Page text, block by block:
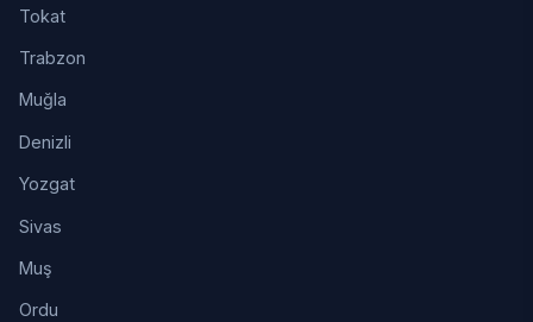
Tokat
Trabzon
Muğla
Denizli
Yozgat
Sivas
Muş
Ordu